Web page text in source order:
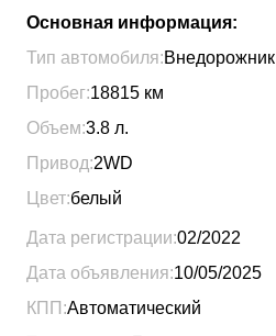
Основная информация:
Тип автомобиля:Внедорожник
Пробег:18815 км
Объем:3.8 л.
Привод:2WD
Цвет:белый
Дата регистрации:02/2022
Дата объявления:10/05/2025
КПП:Автоматический